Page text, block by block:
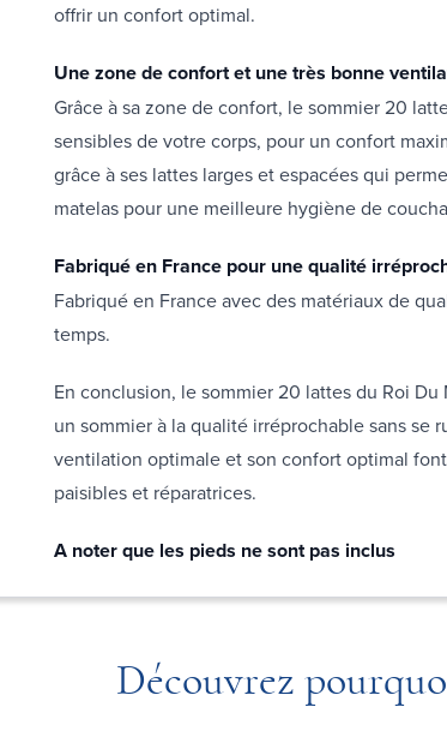
offrir un confort optimal.
Une zone de confort et une très bonne
Grâce à sa zone de confort, le sommier 20
sensibles de votre corps, pour un confort
grâce à ses lattes larges et espacées qui
matelas pour une meilleure hygiène de
Fabriqué en France pour une qualité
Fabriqué en France avec des matériaux de
temps.
En conclusion, le sommier 20 lattes du Roi
un sommier à la qualité irréprochable sans se
ventilation optimale et son confort optimal
paisibles et réparatrices.
A noter que les pieds ne sont pas inclus
Découvrez